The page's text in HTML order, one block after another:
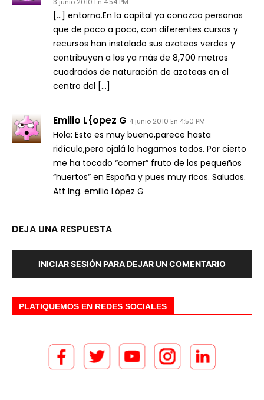
[…] entorno.En la capital ya conozco personas
que de poco a poco, con diferentes cursos y
recursos han instalado sus azoteas verdes y
contribuyen a los ya más de 8,700 metros
cuadrados de naturación de azoteas en el
centro del […]
Emilio L{opez G 4 junio 2010 En 4:50 PM
Hola: Esto es muy bueno,parece hasta
ridículo,pero ojalá lo hagamos todos. Por cierto
me ha tocado “comer” fruto de los pequeños
“huertos” en España y pues muy ricos. Saludos.
Att Ing. emilio López G
DEJA UNA RESPUESTA
INICIAR SESIÓN PARA DEJAR UN COMENTARIO
PLATIQUEMOS EN REDES SOCIALES